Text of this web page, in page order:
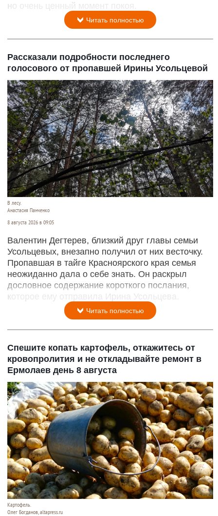
но очень ценный момент покоя.
Читать полностью
Рассказали подробности последнего
голосового от пропавшей Ирины Усольцевой
В лесу.
Анастасия Панченко
8 августа 2026 в 09:05
Валентин Дегтерев, близкий друг главы семьи
Усольцевых, внезапно получил от них весточку.
Пропавшая в тайге Красноярского края семья
неожиданно дала о себе знать. Он раскрыл
дословное содержание короткого послания,
которое ему отправила Ирина Усольцева.
Читать полностью
Спешите копать картофель, откажитесь от
кровопролития и не откладывайте ремонт в
Ермолаев день 8 августа
Картофель.
Олег Богданов, altapress.ru